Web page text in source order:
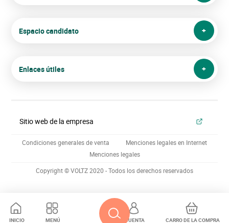
INICIO MENÚ CUENTA CARRO DE LA COMPRA
Espacio candidato
Enlaces útiles
Sitio web de la empresa
Copyright © VOLTZ 2020 - Todos los derechos reservados
Condiciones generales de venta
Menciones legales en Internet
Menciones legales